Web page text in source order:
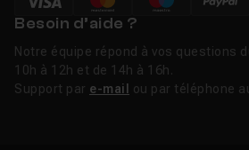
Besoin d’aide ?
Notre équipe répond à vos questions
10h à 12h et de 14h à 16h.
Support par e-mail ou par téléphone